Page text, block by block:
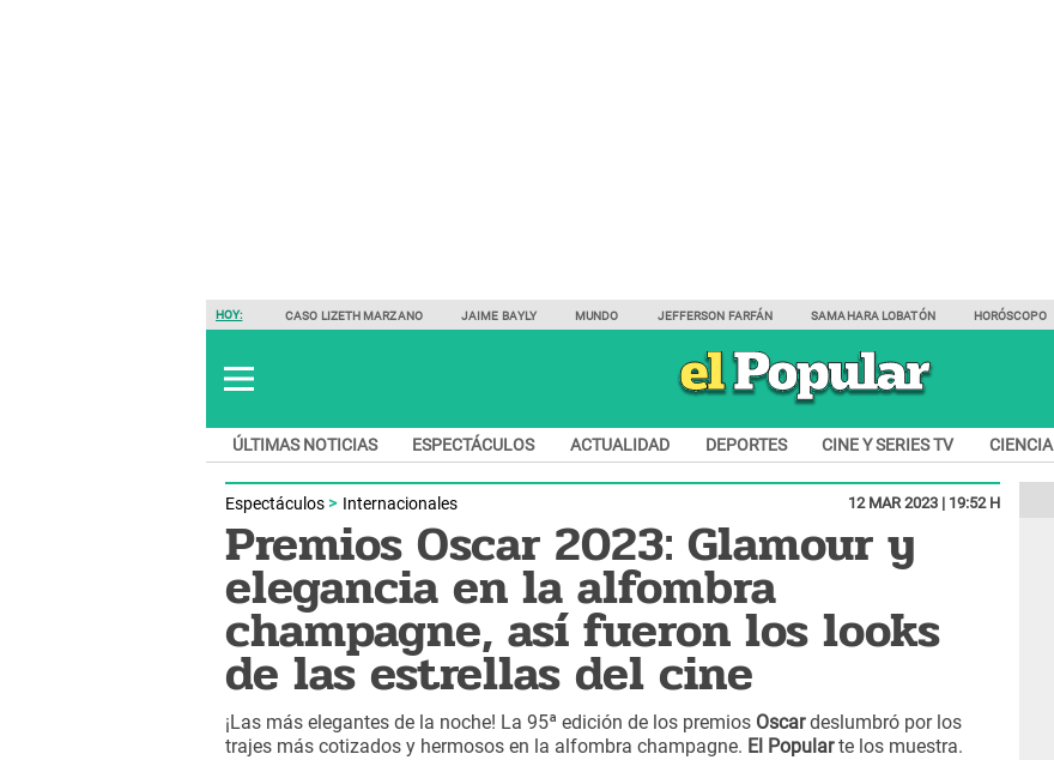
HOY: CASO LIZETH MARZANO JAIME BAYLY MUNDO JEFFERSON FARFÁN SAMAHARA LOBATÓN HORÓSCOPO
ÚLTIMAS NOTICIAS ESPECTÁCULOS ACTUALIDAD DEPORTES CINE Y SERIES TV CIENCIA
Espectáculos Internacionales 12 MAR 2023 | 19:52 H
Premios Oscar 2023: Glamour y
elegancia en la alfombra
champagne, así fueron los looks
de las estrellas del cine
¡Las más elegantes de la noche! La 95ª edición de los premios Oscardeslumbró por los
trajes más cotizados y hermosos en la alfombra champagne. El Popularte los muestra.